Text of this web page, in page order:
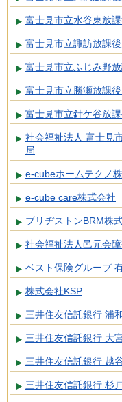
富士見市立水谷東放
富士見市立諏訪放課
富士見市立ふじみ野
富士見市立勝瀬放課
富士見市立針ケ谷放
社会福祉法人 富士見
局
e-cubeホームテクノ
e-cube care株式会社
ブリヂストンBRM株
社会福祉法人邑元会
ベスト保険グループ
株式会社KSP
三井住友信託銀行 浦
三井住友信託銀行 大
三井住友信託銀行 越
三井住友信託銀行 杉